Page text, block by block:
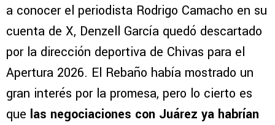
a conocer el periodista Rodrigo Camacho en su
cuenta de X, Denzell García quedó descartado
por la dirección deportiva de Chivas para el
Apertura 2026. El Rebaño había mostrado un
gran interés por la promesa, pero lo cierto es
que las negociaciones con Juárez ya habrían